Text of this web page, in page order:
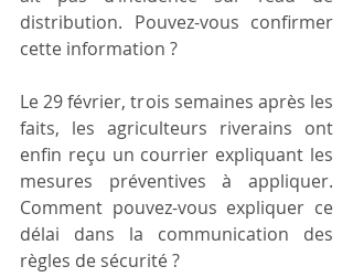
distribution. Pouvez-vous confirmer
cette information ?
Le 29 février, trois semaines après les
faits, les agriculteurs riverains ont
enfin reçu un courrier expliquant les
mesures préventives à appliquer.
Comment pouvez-vous expliquer ce
délai dans la communication des
règles de sécurité ?